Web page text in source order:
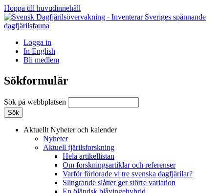
Hoppa till huvudinnehåll
Logga in
In English
Bli medlem
Sökformulär
Sök på webbplatsen
Aktuellt Nyheter och kalender
Nyheter
Aktuell fjärilsforskning
Hela artikellistan
Om forskningsartiklar och referenser
Varför förlorade vi tre svenska dagfjärilar?
Slingrande slåtter ger större variation
En öländsk blåvingehybrid